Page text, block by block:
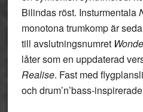
Bilindas röst. Insturmentala
monotona trumkomp är
till avslutningsnumret
låter som en uppdaterad
Realise. Fast med
och drum’n’bass-